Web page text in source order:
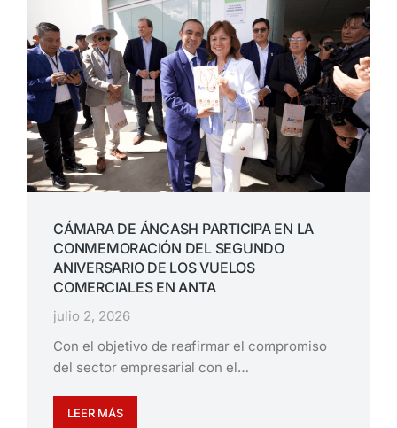
CÁMARA DE ÁNCASH PARTICIPA EN LA
CONMEMORACIÓN DEL SEGUNDO
ANIVERSARIO DE LOS VUELOS
COMERCIALES EN ANTA
julio 2, 2026
Con el objetivo de reafirmar el compromiso
del sector empresarial con el…
LEER MÁS